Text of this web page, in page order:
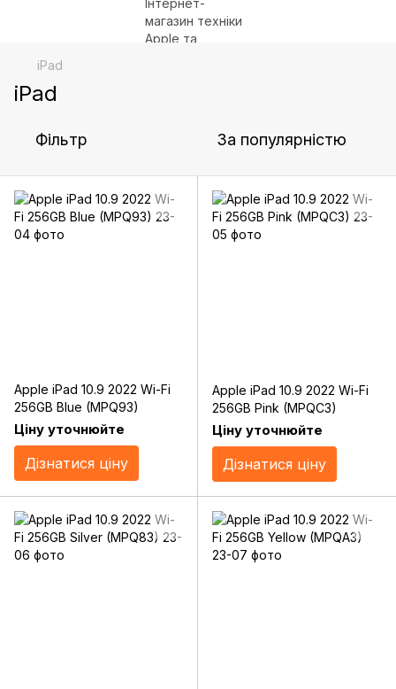
iPad
iPad
Фільтр За популярністю
Apple iPad 10.9 2022 Wi-Fi
256GB Blue (MPQ93)
Ціну уточнюйте
Дізнатися ціну
Apple iPad 10.9 2022 Wi-Fi
256GB Pink (MPQC3)
Ціну уточнюйте
Дізнатися ціну